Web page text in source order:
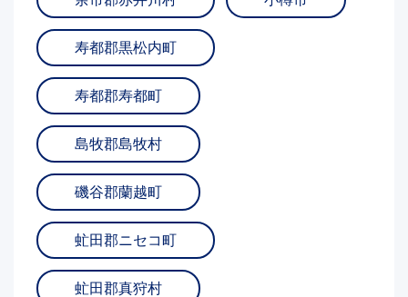
寿都郡黒松内町
寿都郡寿都町
島牧郡島牧村
磯谷郡蘭越町
虻田郡ニセコ町
虻田郡真狩村